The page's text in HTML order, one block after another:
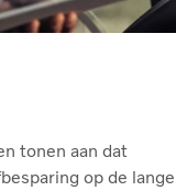
tonen aan dat
op de